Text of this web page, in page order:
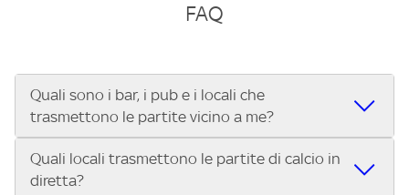
FAQ
Quali sono i bar, i pub e i locali che
trasmettono le partite vicino a me?
Se cerchi un bar, pub, ristorante o locale vicino a te per
vedere le partite di Serie A ENILIVE, la Serie C Sky Wifi, la
Quali locali trasmettono le partite di calcio in
diretta?